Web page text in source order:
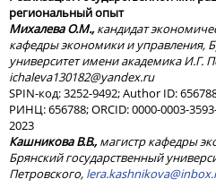
региональный опыт
Михалева О.М.,кандидат
кафедры экономики и управления,
университет имени академика И.Г.
ichaleva130182@yandex.ru
SPIN-код: 3252-9492; Author ID:
РИНЦ: 656788; ORCID: 0000-0003-
2023
Кашникова В.В.,магистр кафедры
Брянский государственный
Петровского,